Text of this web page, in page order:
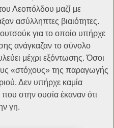
Λεοπόλδου μαζί με
ασύλληπτες βιαιότητες.
για το οποίο υπήρχε
ανάγκαζαν το σύνολο
μέχρι εξόντωσης. Όσοι
«στόχους» της παραγωγής
Δεν υπήρχε καμία
που στην ουσία έκαναν ότι
γη.